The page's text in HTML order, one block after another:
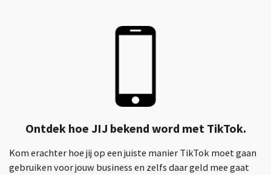
Ontdek hoe JIJ bekend word met TikTok.
Kom erachter hoe jij op een juiste manier TikTok moet gaan
gebruiken voor jouw business en zelfs daar geld mee gaat